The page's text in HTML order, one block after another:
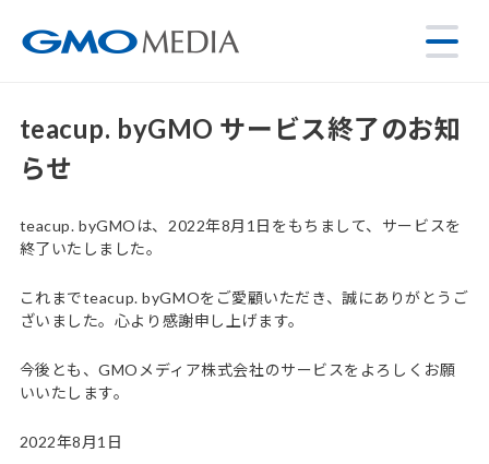
teacup. byGMO サービス終了のお知
らせ
teacup. byGMOは、2022年8月1日をもちまして、サービスを
終了いたしました。
これまでteacup. byGMOをご愛顧いただき、誠にありがとうご
ざいました。心より感謝申し上げます。
今後とも、GMOメディア株式会社のサービスをよろしくお願
いいたします。
2022年8月1日